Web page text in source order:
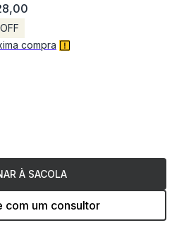
compra
À SACOLA
com um consultor